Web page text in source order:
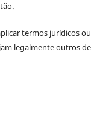
termos jurídicos ou
legalmente outros de